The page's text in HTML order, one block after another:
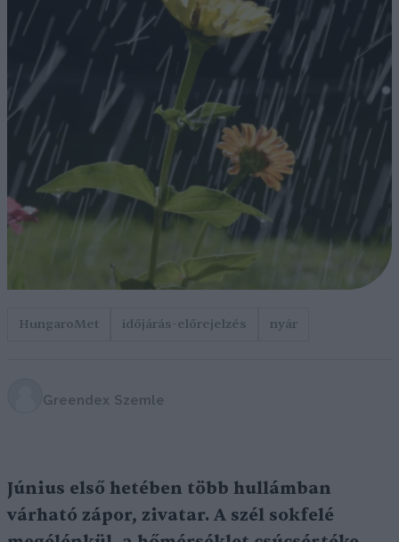
HungaroMet időjárás-előrejelzés nyár
Greendex Szemle
Június első hetében több hullámban
várható zápor, zivatar. A szél sokfelé